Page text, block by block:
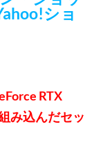
ショ
RTX
み込んだセッ